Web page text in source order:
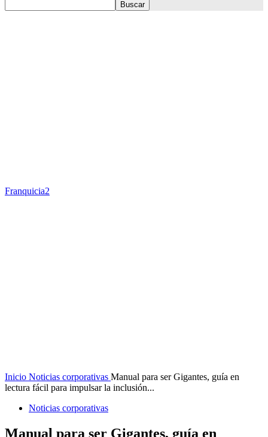
Franquicia2
Inicio Noticias corporativas Manual para ser Gigantes, guía en
lectura fácil para impulsar la inclusión...
Noticias corporativas
Manual para ser Gigantes, guía en